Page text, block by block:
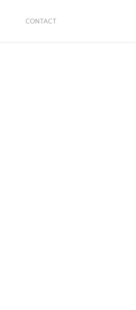
CONTACT